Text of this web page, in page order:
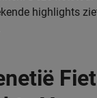
highlights